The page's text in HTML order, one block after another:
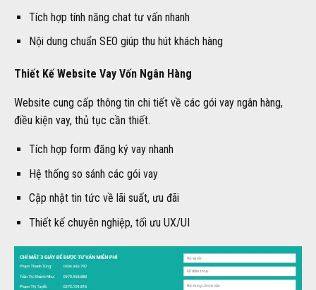
Tích hợp tính năng chat tư vấn nhanh
Nội dung chuẩn SEO giúp thu hút khách hàng
Thiết Kế Website Vay Vốn Ngân Hàng
Website cung cấp thông tin chi tiết về các gói vay ngân hàng,
điều kiện vay, thủ tục cần thiết.
Tích hợp form đăng ký vay nhanh
Hệ thống so sánh các gói vay
Cập nhật tin tức về lãi suất, ưu đãi
Thiết kế chuyên nghiệp, tối ưu UX/UI